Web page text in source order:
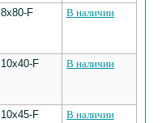
8х80-F В наличии
10х40-F В наличии
10х45-F В наличии